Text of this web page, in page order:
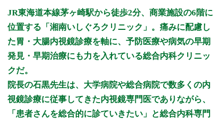
診療時間 月月曜日
火 火曜日
水 水曜日
木 木曜日
金金曜日
土土曜日
日 日曜日
祝
9:00 - 12:00
○ ○ ○ ○ ◎ 休
休
14:00 - 17:30
○ ☆ ○ ○ ♦ 休
休
17:30 - 19:00
○ △ ○ △ ○ 休 休 休
9:00 - 12:00 外来診療・内視鏡検査
14:00 - 17:30 外来診療・内視鏡検査
17:30 - 19:00 外来診療
◎：9:00 - 13:00 外来診療・内視鏡検査
JR東海道本線茅ヶ崎駅から徒歩2分、商業施設の6階に
位置する「湘南いしぐろクリニック」。痛みに配慮し
た胃・大腸内視鏡診療を軸に、予防医療や病気の早期
発見・早期治療にも力を入れている総合内科クリニッ
クだ。
院長の石黒先生は、大学病院や総合病院で数多くの内
視鏡診療に従事してきた内視鏡専門医でありながら、
「患者さんを総合的に診ていきたい」と総合内科専門